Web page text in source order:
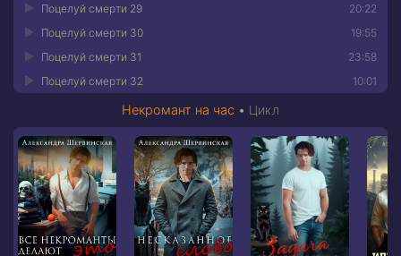
20:22
Поцелуй смерти 29
19:55
Поцелуй смерти 30
23:58
Поцелуй смерти 31
10:01
Поцелуй смерти 32
Некромант на час • Цикл